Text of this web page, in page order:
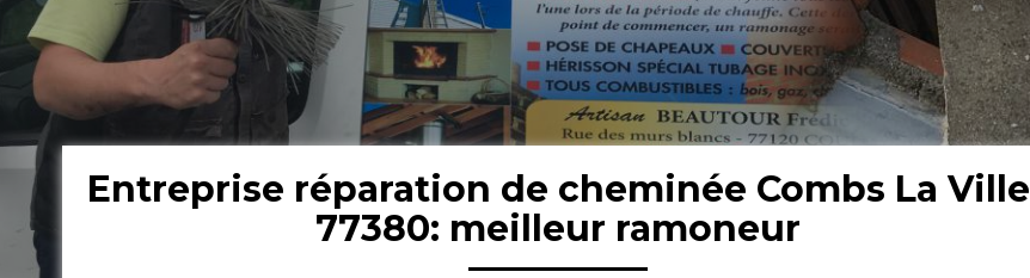
Entreprise réparation de cheminée Combs La Ville
77380: meilleur ramoneur